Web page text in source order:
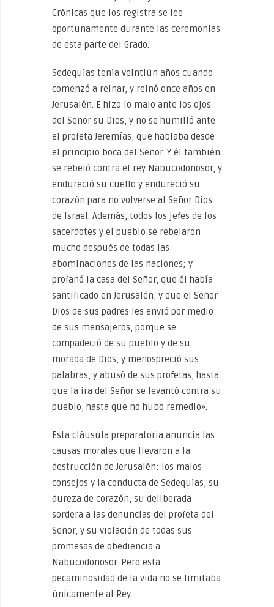
Crónicas que los registra se lee
oportunamente durante las ceremonias
de esta parte del Grado.
Sedequías tenía veintiún años cuando
comenzó a reinar, y reinó once años en
Jerusalén. E hizo lo malo ante los ojos
del Señor su Dios, y no se humilló ante
el profeta Jeremías, que hablaba desde
el principio boca del Señor. Y él también
se rebeló contra el rey Nabucodonosor, y
endureció su cuello y endureció su
corazón para no volverse al Señor Dios
de Israel. Además, todos los jefes de los
sacerdotes y el pueblo se rebelaron
mucho después de todas las
abominaciones de las naciones; y
profanó la casa del Señor, que él había
santificado en Jerusalén, y que el Señor
Dios de sus padres les envió por medio
de sus mensajeros, porque se
compadeció de su pueblo y de su
morada de Dios, y menospreció sus
palabras, y abusó de sus profetas, hasta
que la ira del Señor se levantó contra su
pueblo, hasta que no hubo remedio».
Esta cláusula preparatoria anuncia las
causas morales que llevaron a la
destrucción de Jerusalén: los malos
consejos y la conducta de Sedequías, su
dureza de corazón, su deliberada
sordera a las denuncias del profeta del
Señor, y su violación de todas sus
promesas de obediencia a
Nabucodonosor. Pero esta
pecaminosidad de la vida no se limitaba
únicamente al Rey.